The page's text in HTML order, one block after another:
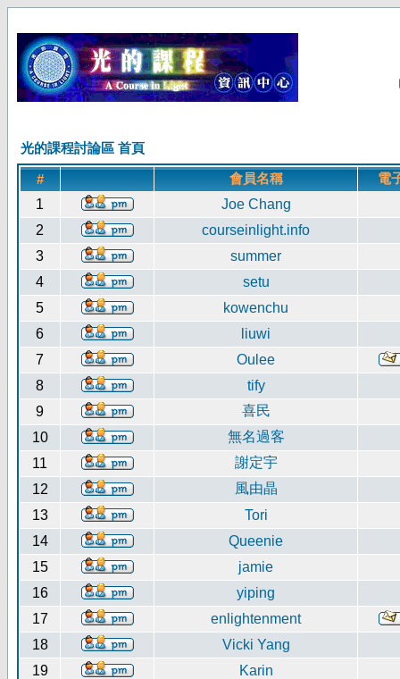
光的課程討論區 首頁
# 會員名稱
電
1
Joe Chang
2
courseinlight.info
3
summer
4
setu
5
kowenchu
6
liuwi
7
Oulee
8
tify
9
喜民
10
無名過客
11
謝定宇
12
風由晶
13
Tori
14
Queenie
15
jamie
16
yiping
17
enlightenment
18
Vicki Yang
19
Karin